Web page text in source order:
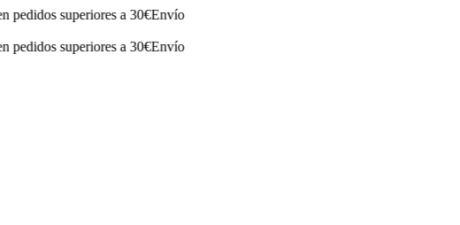
superiores a 30€Envío
superiores a 30€Envío